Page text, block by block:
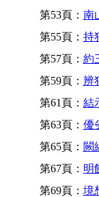
第53頁： 南
第55頁： 持
第57頁： 約
第59頁： 辨
第61頁： 結
第63頁： 優
第65頁： 闕
第67頁： 明
第69頁： 境